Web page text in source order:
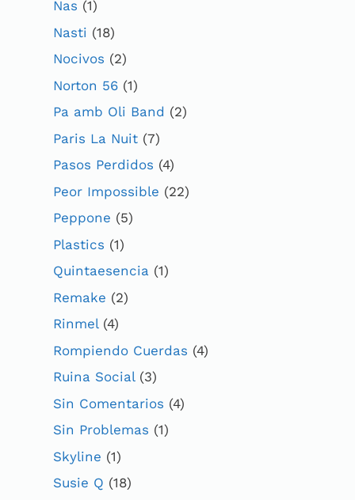
Nas (1)
Nasti (18)
Nocivos (2)
Norton 56 (1)
Pa amb Oli Band (2)
Paris La Nuit (7)
Pasos Perdidos (4)
Peor Impossible (22)
Peppone (5)
Plastics (1)
Quintaesencia (1)
Remake (2)
Rinmel(4)
Rompiendo Cuerdas (4)
Ruina Social(3)
Sin Comentarios (4)
Sin Problemas (1)
Skyline (1)
Susie Q (18)